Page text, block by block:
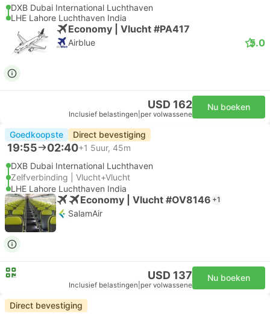
DXB Dubai International Luchthaven
LHE Lahore Luchthaven India
Economy | Vlucht #PA417
Airblue 5.0
USD 162
Inclusief belastingen per volwassene
Nu boeken
Goedkoopste Direct bevestiging
19:55 02:40+1 5uur, 45m
DXB Dubai International Luchthaven
Zelfverbinding | Vlucht+Vlucht
LHE Lahore Luchthaven India
Economy | Vlucht #OV8146 +1
SalamAir
USD 137
Inclusief belastingen per volwassene
Nu boeken
Direct bevestiging